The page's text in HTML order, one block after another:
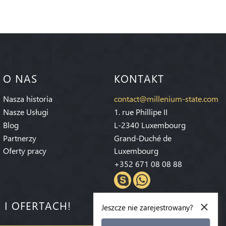
O NAS
Nasza historia
Nasze Usługi
Blog
Partnerzy
Oferty pracy
KONTAKT
contact@millenium-state.com
1. rue Phillipe II
L-2340 Luxembourg
Grand-Duché de
Luxembourg
+352 671 08 08 88
OFERTACH! ×
Jeszcze nie zarejestrowany?